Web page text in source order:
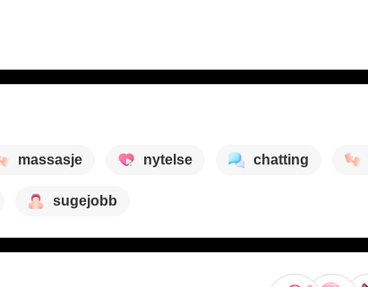
massasje nytelse chatting
sugejobb